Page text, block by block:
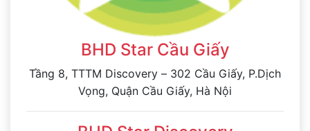
BHD Star Cầu Giấy
Tầng 8, TTTM Discovery – 302 Cầu Giấy, P.Dịch
Vọng, Quận Cầu Giấy, Hà Nội